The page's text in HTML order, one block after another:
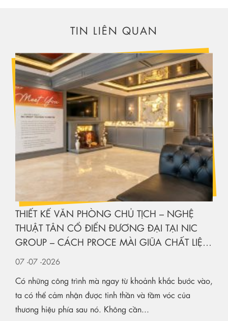
TIN LIÊN QUAN
THIẾT KẾ VĂN PHÒNG CHỦ TỊCH – NGHỆ
THUẬT TÂN CỔ ĐIỂN ĐƯƠNG ĐẠI TẠI NIC
GROUP – CÁCH PROCE MÀI GIŨA CHẤT LIỆU
KIẾN TẠO KHÔNG GIAN HẠNG SANG
07 -07 -2026
Có những công trình mà ngay từ khoảnh khắc bước vào,
ta có thể cảm nhận được tinh thần và tầm vóc của
thương hiệu phía sau nó. Không cần...